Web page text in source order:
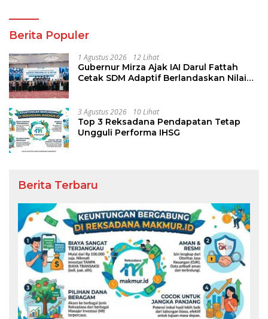
Berita Populer
1 Agustus 2026 12 Lihat
Gubernur Mirza Ajak IAI Darul Fattah
Cetak SDM Adaptif Berlandaskan Nilai
3 Agustus 2026 10 Lihat
Top 3 Reksadana Pendapatan Tetap
Ungguli Performa IHSG
Berita Terbaru